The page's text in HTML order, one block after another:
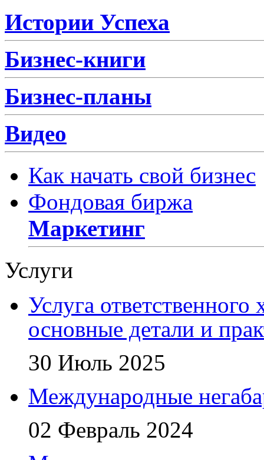
Истории Успеха
Бизнес-книги
Бизнес-планы
Видео
Как начать свой бизнес
Фондовая биржа
Маркетинг
Услуги
Услуга
основные детали и
30 Июль 2025
Международные
02 Февраль 2024